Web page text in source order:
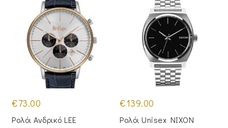
€73.00
Ρολόι Ανδρικό LEE
€139.00
Ρολόι Unisex NIXON